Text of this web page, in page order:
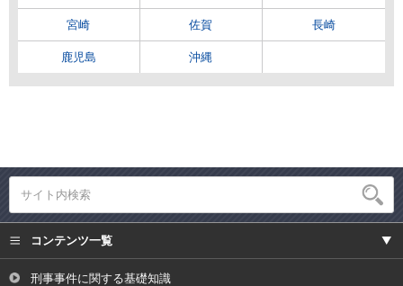
宮崎 佐賀 長崎
鹿児島 沖縄
コンテンツ一覧
刑事事件に関する基礎知識